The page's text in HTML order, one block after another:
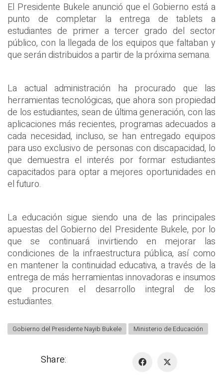
El Presidente Bukele anunció que el Gobierno está a
punto de completar la entrega de tablets a
estudiantes de primer a tercer grado del sector
público, con la llegada de los equipos que faltaban y
que serán distribuidos a partir de la próxima semana.
La actual administración ha procurado que las
herramientas tecnológicas, que ahora son propiedad
de los estudiantes, sean de última generación, con las
aplicaciones más recientes, programas adecuados a
cada necesidad, incluso, se han entregado equipos
para uso exclusivo de personas con discapacidad, lo
que demuestra el interés por formar estudiantes
capacitados para optar a mejores oportunidades en
el futuro.
La educación sigue siendo una de las principales
apuestas del Gobierno del Presidente Bukele, por lo
que se continuará invirtiendo en mejorar las
condiciones de la infraestructura pública, así como
en mantener la continuidad educativa, a través de la
entrega de más herramientas innovadoras e insumos
que procuren el desarrollo integral de los
estudiantes.
Gobierno del Presidente Nayib Bukele Ministerio de Educación
Share: